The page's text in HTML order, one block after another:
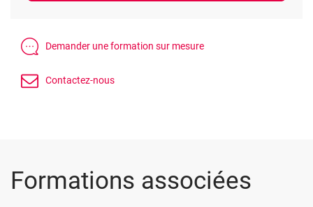
Formations associées